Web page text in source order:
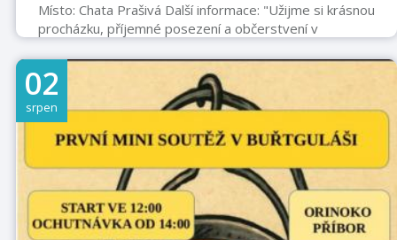
Místo: Chata Prašivá Další informace: "Užijme si krásnou
procházku, příjemné posezení a občerstvení v
nemocnice Ostrava - Krevní centrum
02
srpen